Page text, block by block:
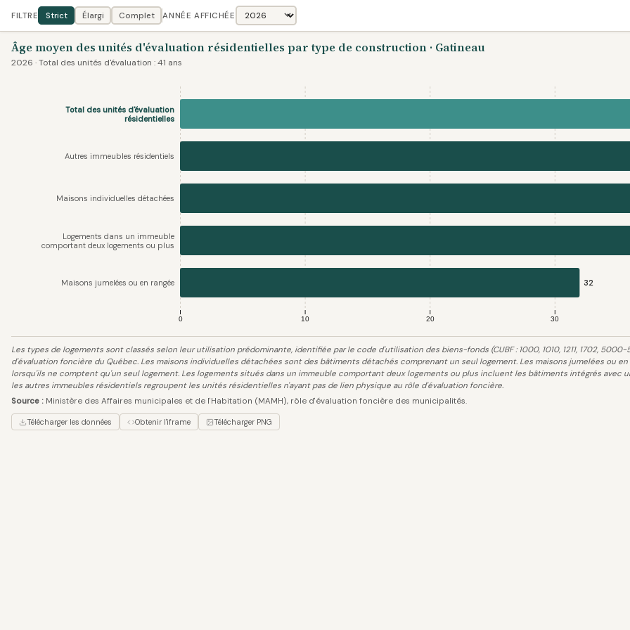
FILTRE Strict Élargi Complet ANNÉE AFFICHÉE
Âge moyen des unités d'évaluation résidentielles par type de construction · Gatineau
2026 · Total des unités d'évaluation : 41 ans
0 10 20 30
32
Maisons jumelées ou en rangée
Logements dans un immeuble
comportant deux logements ou plus
Maisons individuelles détachées
Autres immeubles résidentiels
Total des unités d'évaluation
résidentielles
Les types de logements sont classés selon leur utilisation prédominante, identifiée par le code d'utilisation des biens-fonds (CUBF : 1000, 1010, 1211, 1702,
d'évaluation foncière du Québec. Les maisons individuelles détachées sont des bâtiments détachés comprenant un seul logement. Les maisons jumelées ou
lorsqu'ils ne comptent qu'un seul logement. Les logements situés dans un immeuble comportant deux logements ou plus incluent les bâtiments intégrés avec
les autres immeubles résidentiels regroupent les unités résidentielles n'ayant pas de lien physique au rôle d'évaluation foncière.
Source : Ministère des Affaires municipales et de l'Habitation (MAMH), rôle d'évaluation foncière des municipalités.
Télécharger les données Obtenir l'iframe Télécharger PNG